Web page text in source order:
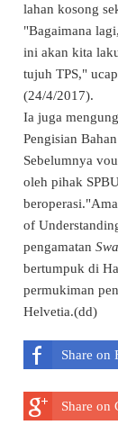
lahan kosong
"Bagaimana
ini akan kita
tujuh TPS,"
(24/4/2017).
Ia juga
Pengisian
Sebelumnya
oleh pihak
of
pengamatan
bertumpuk di
permukiman
Helvetia.(dd)
Share on
Share on